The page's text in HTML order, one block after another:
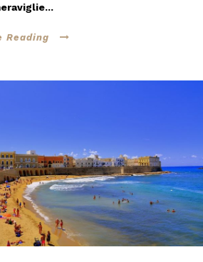
Reading